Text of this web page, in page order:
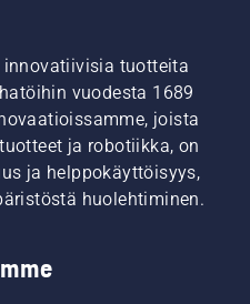
tuotteita
vuodesta 1689
joista
ja robotiikka, on
ja helppokäyttöisyys,
huolehtiminen.